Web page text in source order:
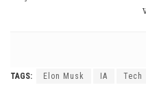
TAGS: Elon Musk IA Tech